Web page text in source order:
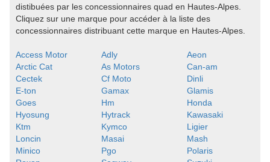
distibuées par les concessionnaires quad en Hautes-Alpes.
Cliquez sur une marque pour accéder à la liste des
concessionnaires distribuant cette marque en Hautes-Alpes.
Access Motor Adly
Aeon
Arctic Cat
As Motors
Can-am
Cectek
Cf Moto
Dinli
E-ton
Gamax
Glamis
Goes
Hm
Honda
Hyosung
Hytrack
Kawasaki
Ktm
Kymco
Ligier
Loncin
Masai
Mash
Minico
Pgo
Polaris